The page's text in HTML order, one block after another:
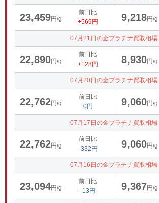
23,459円/g
前日比
+569円
9,218円/g
07月21日の金プラチナ買取相場
22,890円/g
前日比
+128円
8,930円/g
07月20日の金プラチナ買取相場
22,762円/g
前日比
0円
9,060円/g
07月17日の金プラチナ買取相場
22,762円/g
前日比
-332円
9,060円/g
07月16日の金プラチナ買取相場
23,094円/g
前日比
-13円
9,367円/g